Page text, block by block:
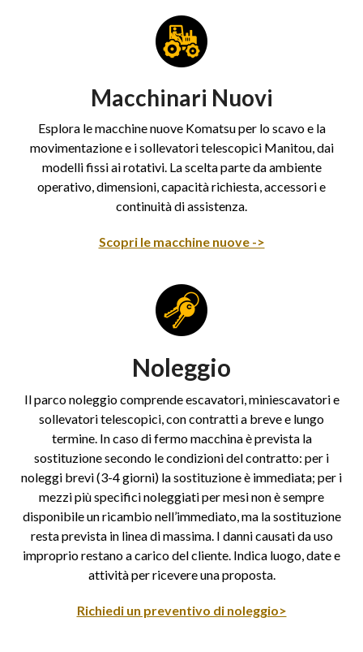
Macchinari Nuovi
Esplora le macchine nuove Komatsu per lo scavo e la
movimentazione e i sollevatori telescopici Manitou, dai
modelli fissi ai rotativi. La scelta parte da ambiente
operativo, dimensioni, capacità richiesta, accessori e
continuità di assistenza.
Scopri le macchine nuove ->
Noleggio
Il parco noleggio comprende escavatori, miniescavatori e
sollevatori telescopici, con contratti a breve e lungo
termine. In caso di fermo macchina è prevista la
sostituzione secondo le condizioni del contratto: per i
noleggi brevi (3-4 giorni) la sostituzione è immediata; per i
mezzi più specifici noleggiati per mesi non è sempre
disponibile un ricambio nell’immediato, ma la sostituzione
resta prevista in linea di massima. I danni causati da uso
improprio restano a carico del cliente. Indica luogo, date e
attività per ricevere una proposta.
Richiedi un preventivo di noleggio>